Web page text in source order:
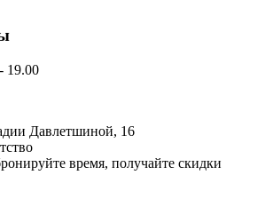
19.00
Давлетшиной, 16
время, получайте скидки